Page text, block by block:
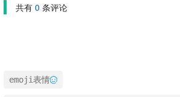
共有 0 条评论
emoji表情